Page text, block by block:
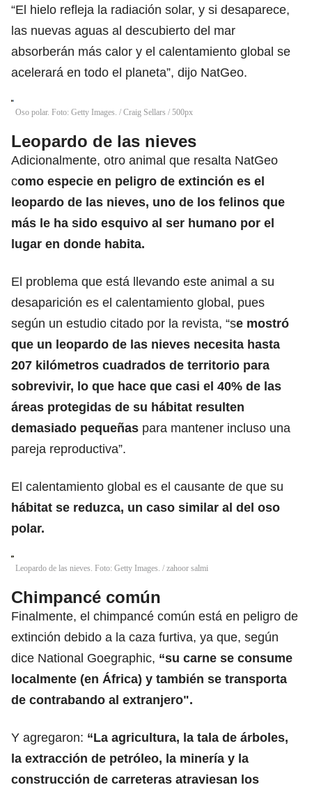
“El hielo refleja la radiación solar, y si desaparece,
las nuevas aguas al descubierto del mar
absorberán más calor y el calentamiento global se
acelerará en todo el planeta”, dijo NatGeo.
Oso polar. Foto: Getty Images. / Craig Sellars / 500px
Leopardo de las nieves
Adicionalmente, otro animal que resalta NatGeo
como especie en peligro de extinción es el
leopardo de las nieves, uno de los felinos que
más le ha sido esquivo al ser humano por el
lugar en donde habita.
El problema que está llevando este animal a su
desaparición es el calentamiento global, pues
según un estudio citado por la revista, “se mostró
que un leopardo de las nieves necesita hasta
207 kilómetros cuadrados de territorio para
sobrevivir, lo que hace que casi el 40% de las
áreas protegidas de su hábitat resulten
demasiado pequeñas para mantener incluso una
pareja reproductiva”.
El calentamiento global es el causante de que su
hábitat se reduzca, un caso similar al del oso
polar.
Leopardo de las nieves. Foto: Getty Images. / zahoor salmi
Chimpancé común
Finalmente, el chimpancé común está en peligro de
extinción debido a la caza furtiva, ya que, según
dice National Goegraphic, “su carne se consume
localmente (en África) y también se transporta
de contrabando al extranjero".
Y agregaron: “La agricultura, la tala de árboles,
la extracción de petróleo, la minería y la
construcción de carreteras atraviesan los